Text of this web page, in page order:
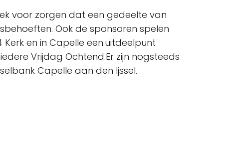
voor zorgen dat een gedeelte van
Ook de sponsoren spelen
en in Capelle een.uitdeelpunt
Vrijdag Ochtend.Er zijn nogsteeds
Capelle aan den Ijssel.